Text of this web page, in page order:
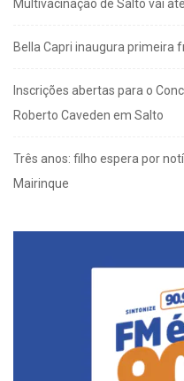
Multivacinação de Salto vai
Bella Capri inaugura primeira
Inscrições abertas para o
Roberto Caveden em Salto
Três anos: filho espera por
Mairinque